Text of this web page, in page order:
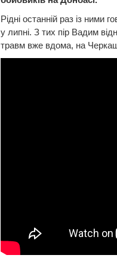
Рідні останній раз із ними
у липні. З тих пір Вадим
травм вже вдома, на